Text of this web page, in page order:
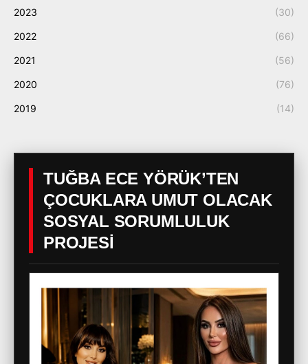
2023 (30)
2022 (66)
2021 (56)
2020 (76)
2019 (14)
TUĞBA ECE YÖRÜK’TEN
ÇOCUKLARA UMUT OLACAK
SOSYAL SORUMLULUK
PROJESİ